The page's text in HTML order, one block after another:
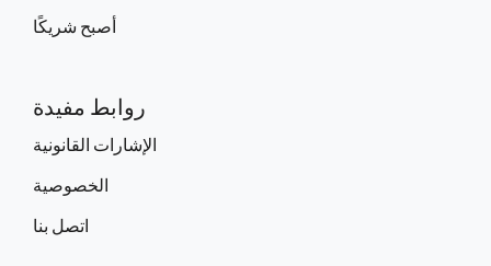
أصبح شريكًا
روابط مفيدة
الإشارات القانونية
الخصوصية
اتصل بنا